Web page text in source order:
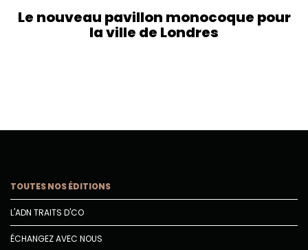
Le nouveau pavillon monocoque pour
la ville de Londres
TOUTES NOS ÉDITIONS
L'ADN TRAITS D'CO
ÉCHANGEZ AVEC NOUS